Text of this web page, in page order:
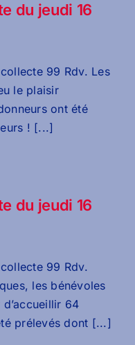
du jeudi 16
99 Rdv. Les
le plaisir
ont été
! [...]
du jeudi 16
99 Rdv.
les bénévoles
64
prélevés dont [...]